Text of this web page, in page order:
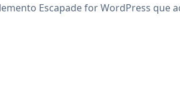
Escapade for WordPress que